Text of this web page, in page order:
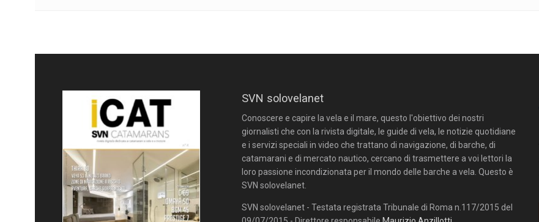
SVN solovelanet
Conoscere e capire la vela e il mare, questo l'obiettivo dei nostri
giornalisti che con la rivista digitale, le guide di vela, le notizie quotidiane
e i servizi speciali in video che trattano di navigazione, di barche, di
catamarani e di mercato nautico, cercano di trasmettere a voi lettori la
loro passione incondizionata per il mondo delle barche a vela. Questo è
SVN solovelanet.
SVN solovelanet - Testata registrata Tribunale di Roma n.117/2015 del